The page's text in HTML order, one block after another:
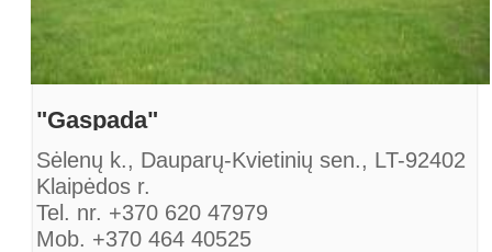
"Gaspada"
Sėlenų k., Dauparų-Kvietinių sen., LT-92402
Klaipėdos r.
Tel. nr. +370 620 47979
Mob. +370 464 40525